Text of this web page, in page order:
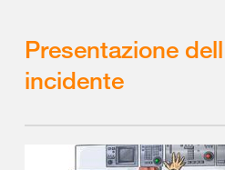
Presentazione
incidente